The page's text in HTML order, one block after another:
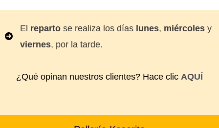
El reparto se realiza los días lunes, miércoles y
viernes, por la tarde.
¿Qué opinan nuestros clientes? Hace clic AQUÍ